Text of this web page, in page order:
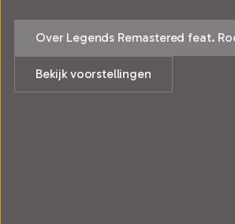
Over Legends Remastered feat.
Bekijk voorstellingen